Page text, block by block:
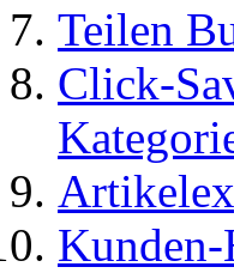
Teilen
Click-